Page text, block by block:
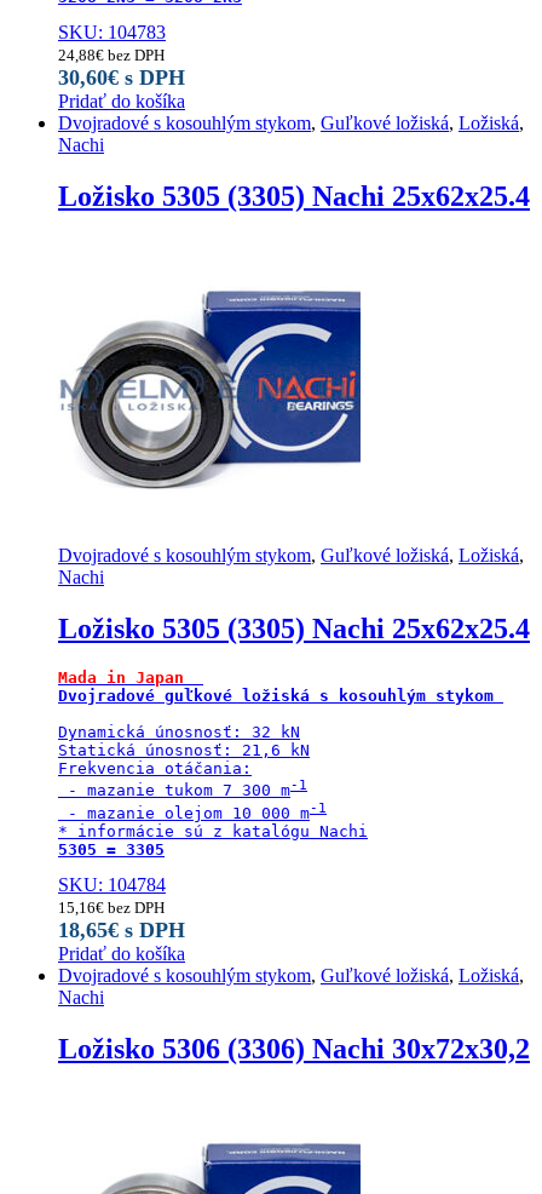
SKU: 104783
24,88€ bez DPH
30,60€ s DPH
Pridať do košíka
Dvojradové s kosouhlým stykom, Guľkové ložiská, Ložiská,
Nachi
Ložisko 5305 (3305) Nachi 25x62x25.4
Dvojradové s kosouhlým stykom, Guľkové ložiská, Ložiská,
Nachi
Ložisko 5305 (3305) Nachi 25x62x25.4
Mada in Japan
Dynamická únosnosť: 32 kN
Statická únosnosť: 21,6 kN
Frekvencia otáčania:
- mazanie tukom 7 300 m
- mazanie olejom 10 000 m
5305 = 3305
SKU: 104784
15,16€ bez DPH
18,65€ s DPH
Pridať do košíka
Dvojradové s kosouhlým stykom, Guľkové ložiská, Ložiská,
Nachi
Ložisko 5306 (3306) Nachi 30x72x30,2